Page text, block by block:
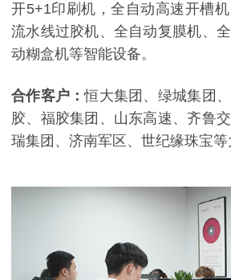
开5+1印刷机，全自动高速开槽机
流水线过胶机、全自动复膜机、
动糊盒机等智能设备。
合作客户：恒大集团、绿城集团
胶、福胶集团、山东高速、齐鲁
瑞集团、济南军区、世纪缘珠宝等